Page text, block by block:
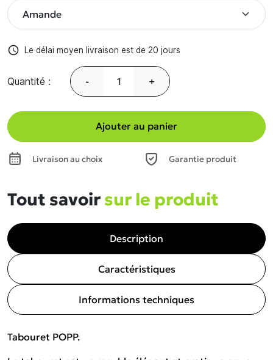
access_time Le délai moyen livraison est de 20 jours
Quantité : - +
Ajouter au panier
Livraison au choix Garantie produit
Tout savoir sur le produit
Description
Caractéristiques
Informations techniques
Tabouret POPP.